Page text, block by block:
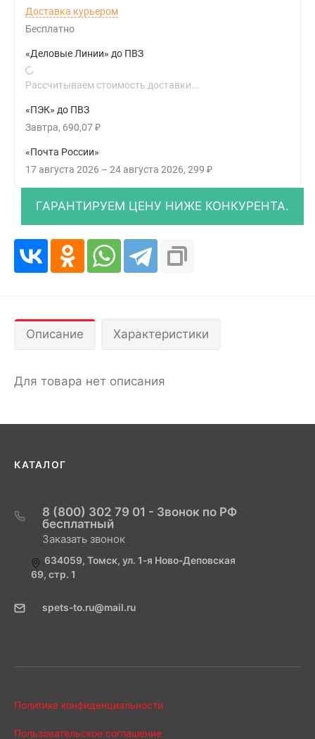
Доставка курьером
Бесплатно
«Деловые Линии» до ПВЗ
Рассчитываем стоимость доставки...
«ПЭК» до ПВЗ
Завтра 690,07₽
«Почта России»
17 августа 2026 – 24 августа 2026 299 ₽
Описание Характеристики
Для товара нет описания
КАТАЛОГ
8 (800) 302 79 01 - Звонок по РФ
бесплатный
Заказать звонок
634059, Томск, ул. 1-я Ново-Деповская
69, стр. 1
spets-to.ru@mail.ru
Политика конфиденциальности
Пользовательское соглашение